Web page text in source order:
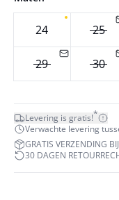
24 25
29 30
Levering is gratis!*
Verwachte levering
GRATIS VERZENDING
30 DAGEN